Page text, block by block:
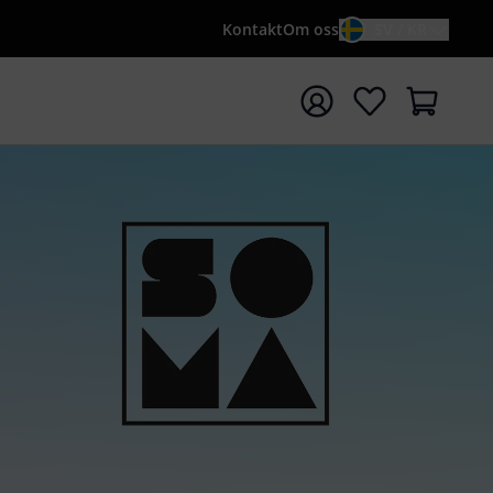
KontaktOm oss
sökningen med söktermen {searchTerm}